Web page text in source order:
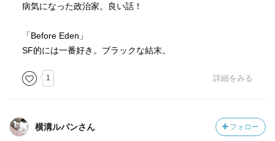
病気になった政治家。良い話！
「Before Eden」
SF的には一番好き。ブラックな結末。
1 詳細をみる
横溝ルパンさん フォロー